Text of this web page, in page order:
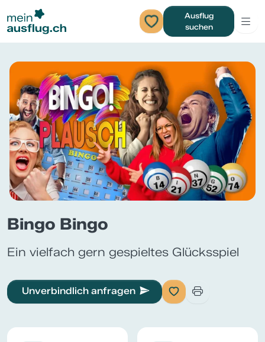
Ausflug
suchen
Bingo Bingo
Ein vielfach gern gespieltes Glücksspiel
Unverbindlich anfragen